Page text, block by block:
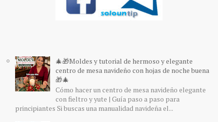
🎄🎁Moldes y tutorial de hermoso y elegante
centro de mesa navideño con hojas de noche buena
🎁🎄
Cómo hacer un centro de mesa navideño elegante
con fieltro y yute | Guía paso a paso para
principiantes Si buscas una manualidad navideña el...